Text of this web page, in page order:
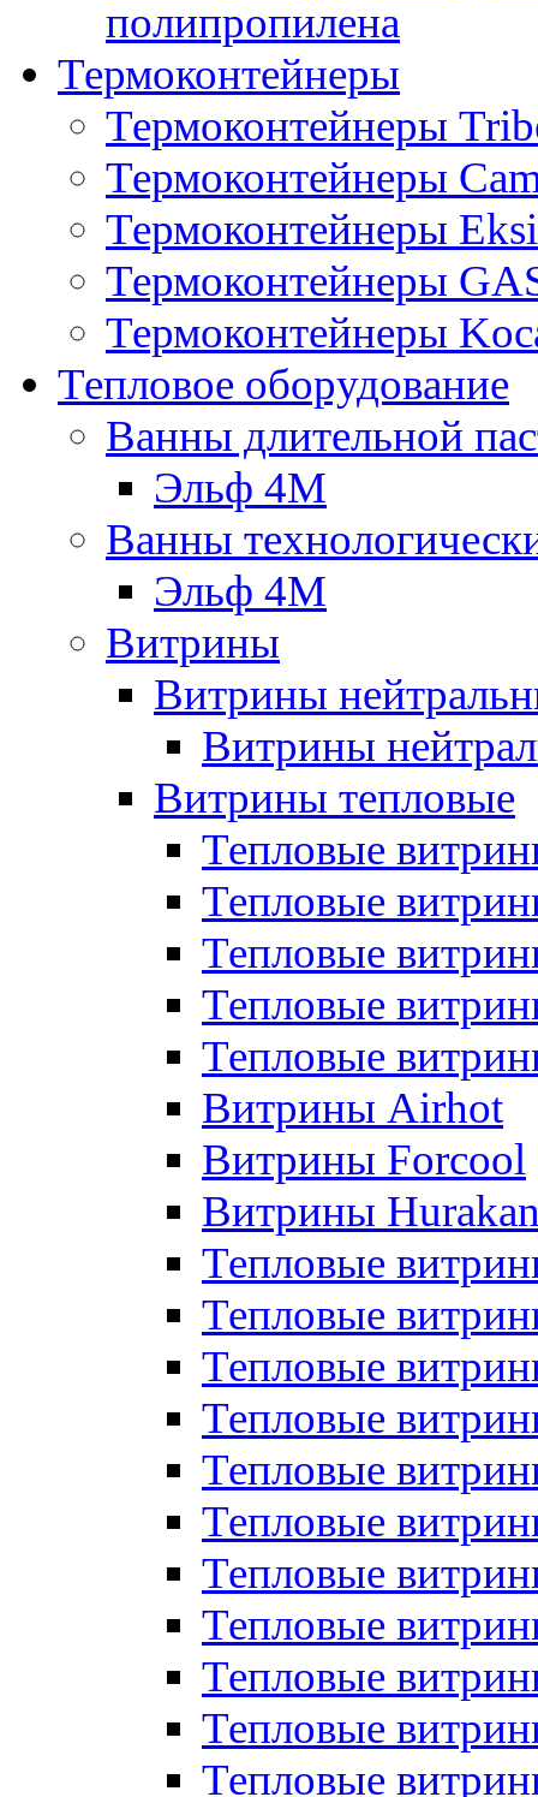
полипропилена
Термоконтейнеры
Термоконтейнеры
Термоконтейнеры
Термоконтейнеры Eksi
Термоконтейнеры
Термоконтейнеры
Тепловое оборудование
Ванны длительной
Эльф 4М
Ванны
Эльф 4М
Витрины
Витрины
Витрины
Витрины тепловые
Тепловые
Тепловые
Тепловые
Тепловые
Тепловые
Витрины Airhot
Витрины Forcool
Витрины
Тепловые
Тепловые
Тепловые
Тепловые
Тепловые
Тепловые
Тепловые
Тепловые
Тепловые
Тепловые
Тепловые